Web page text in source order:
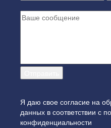
Я даю свое согласие на
данных в соответствии с
конфиденциальности